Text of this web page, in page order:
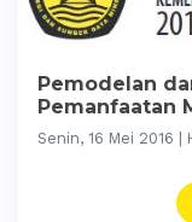
Pemodelan
Pemanfaatan
Senin, 16 Mei 2016 |